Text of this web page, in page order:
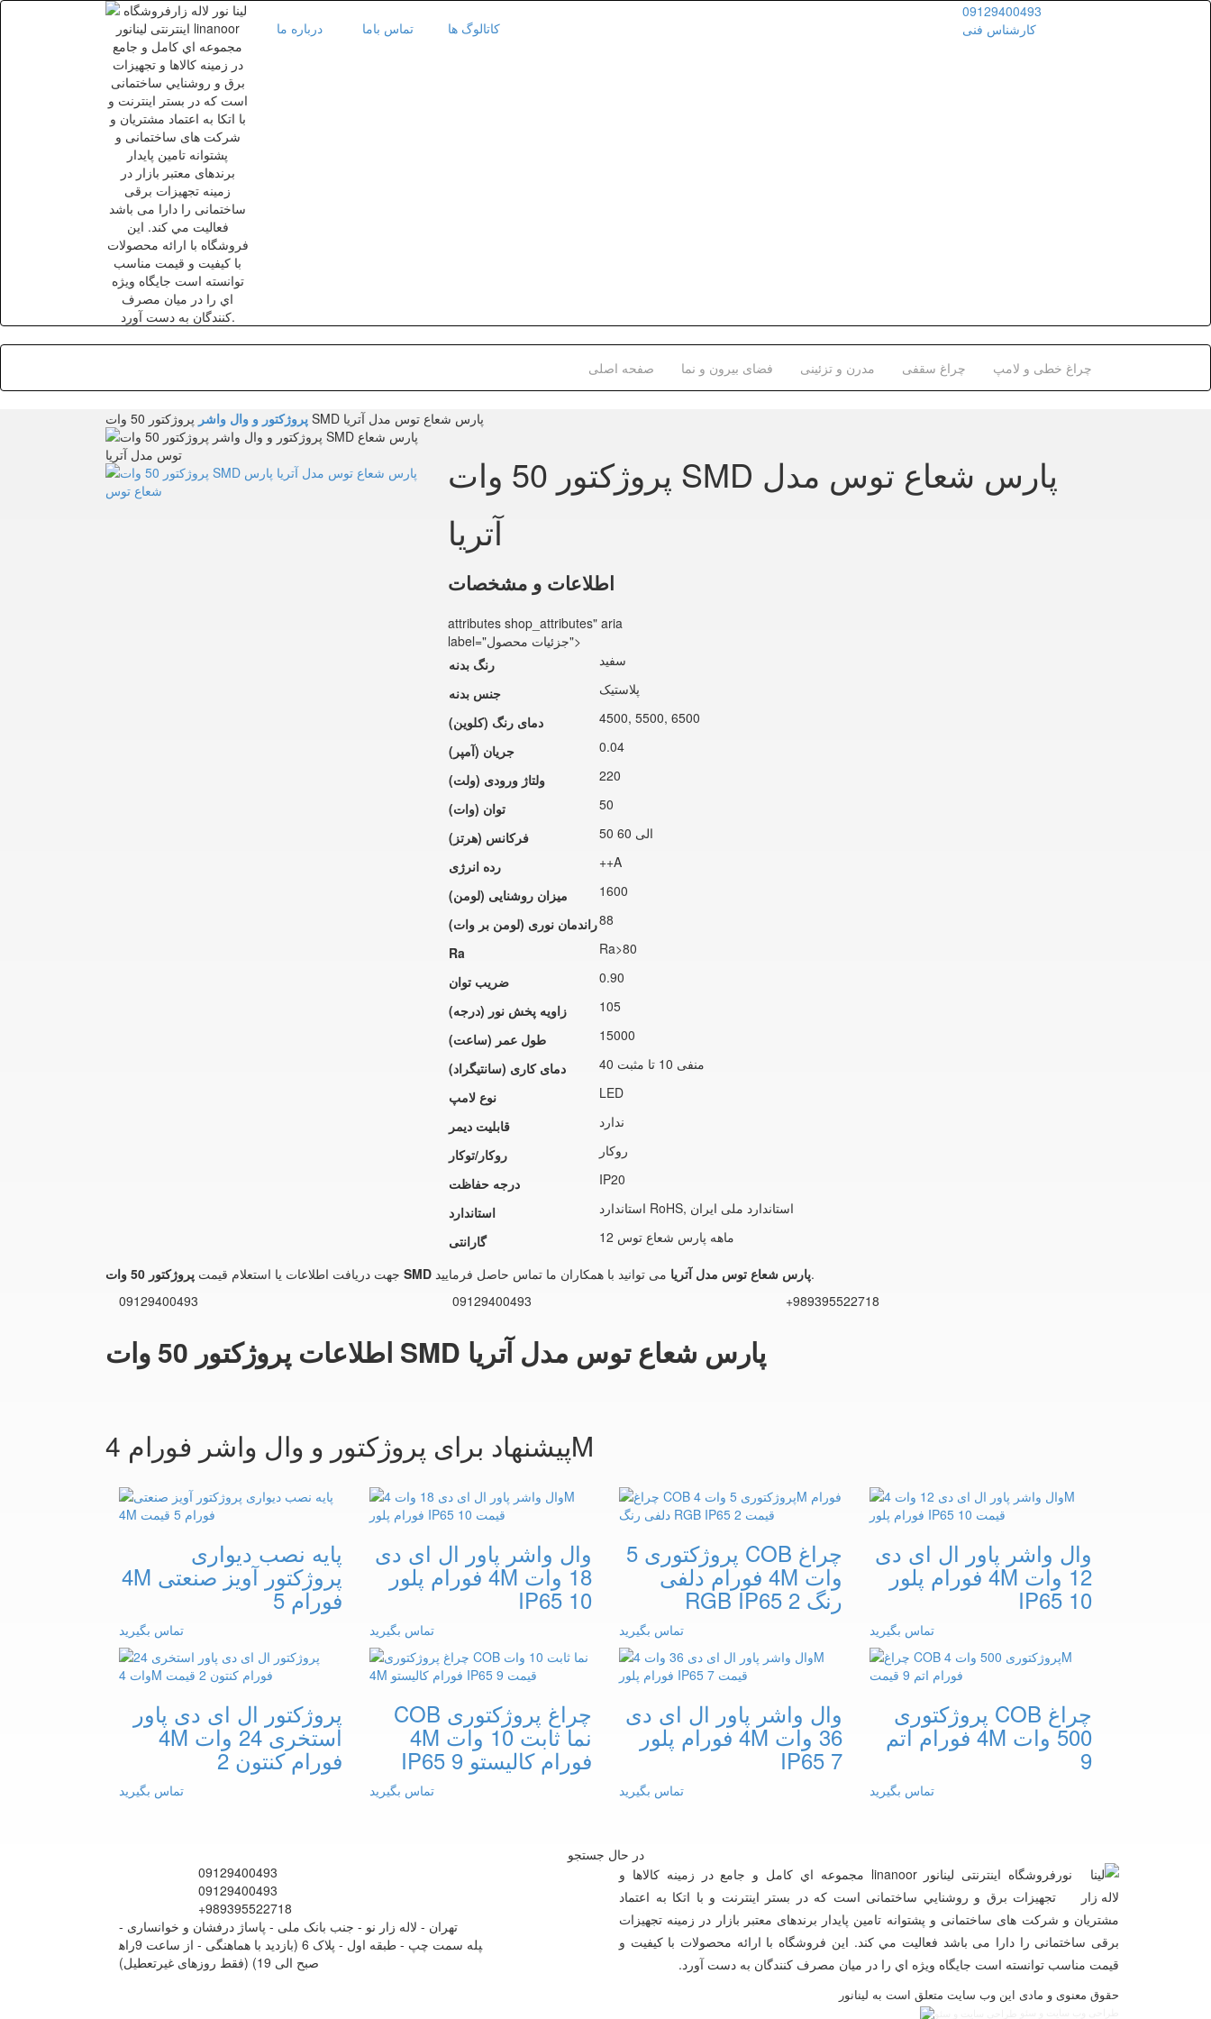
درباره ما تماس باما کاتالوگ ها
09129400493
کارشناس فنی
صفحه اصلی فضای بیرون و نما مدرن و تزئینی چراغ سقفی چراغ خطی و لامپ
پروژکتور و وال واشر پروژکتور 50 وات SMD پارس شعاع توس مدل آتریا
پروژکتور 50 وات SMD پارس شعاع توس مدل
آتریا
اطلاعات و مشخصات
attributes shop_attributes" aria
label="جزئیات محصول">
رنگ بدنه
سفید
جنس بدنه
پلاستیک
دمای رنگ (کلوین)
4500, 5500, 6500
جریان (آمپر)
0.04
ولتاژ ورودی (ولت)
220
توان (وات)
50
فرکانس (هرتز)
50 الی 60
رده انرژی
++A
میزان روشنایی (لومن)
1600
راندمان نوری (لومن بر وات)88
Ra
Ra>80
ضریب توان
0.90
زاویه پخش نور (درجه)
105
طول عمر (ساعت)
15000
دمای کاری (سانتیگراد)
منفی 10 تا مثبت 40
نوع لامپ
LED
قابلیت دیمر
ندارد
روکار/توکار
روکار
درجه حفاظت
IP20
استاندارد
استاندارد RoHS, استاندارد ملی ایران
گارانتی
12 ماهه پارس شعاع توس
جهت دریافت اطلاعات یا استعلام قیمت پروژکتور 50 وات SMD پارس شعاع توس مدل آتریامی توانید با همکاران ما تماس حاصل فرمایید.
09129400493
09129400493 +989395522718
اطلاعات پروژکتور 50 وات SMD پارس شعاع توس مدل آتریا
پیشنهاد برای پروژکتور و وال واشر فورام 4M
پایه نصب دیواری
پروژکتور آویز صنعتی 4M
فورام 5
تماس بگیرید
وال واشر پاور ال ای دی
18 وات 4M فورام پلور
IP65 10
تماس بگیرید
چراغ COB پروژکتوری 5
وات 4M فورام دلفی
رنگ RGB IP65 2
تماس بگیرید
وال واشر پاور ال ای دی
12 وات 4M فورام پلور
IP65 10
تماس بگیرید
پروژکتور ال ای دی پاور
استخری 24 وات 4M
فورام کنتون 2
تماس بگیرید
چراغ پروژکتوری COB
نما ثابت 10 وات 4M
فورام کالیستو IP65 9
تماس بگیرید
وال واشر پاور ال ای دی
36 وات 4M فورام پلور
IP65 7
تماس بگیرید
چراغ COB پروژکتوری
500 وات 4M فورام اتم
9
تماس بگیرید
در حال جستجو
09129400493
09129400493
+989395522718
تهران - لاله زار نو - جنب بانک ملی - پاساژ درفشان و خوانساری -
راه‎پله سمت چپ - طبقه اول - پلاک 6 (بازدید با هماهنگی - از ساعت 9
صبح الی 19) (فقط روزهای غیرتعطیل)
فروشگاه اینترنتی لینانور linanoor مجموعه اي کامل و جامع در زمينه کالاها و
تجهيزات برق و روشنايي ساختمانی است که در بستر اينترنت و با اتکا به اعتماد
مشتریان و شرکت های ساختمانی و پشتوانه تامین پایدار برندهای معتبر بازار در زمینه تجهیزات
برقی ساختمانی را دارا می باشد فعالیت مي کند. اين فروشگاه با ارائه محصولات با کيفيت و
قيمت مناسب توانسته است جايگاه ويژه اي را در ميان مصرف کنندگان به دست آورد.
حقوق معنوی و مادی این وب سایت متعلق است به لینانور